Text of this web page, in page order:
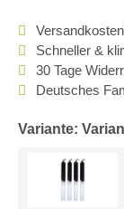
Schneller &
30 Tage
Deutsches
Variante: